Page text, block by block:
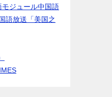
ジュール中国語
語放送「美国之